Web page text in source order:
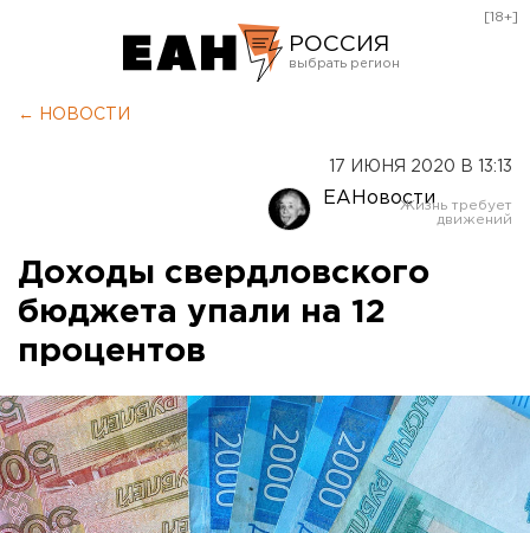
РОССИЯ
Оренбург
[18+]
← НОВОСТИ
17 ИЮНЯ 2020 В 13:13
ЕАНовости
Доходы свердловского
бюджета упали на 12
процентов